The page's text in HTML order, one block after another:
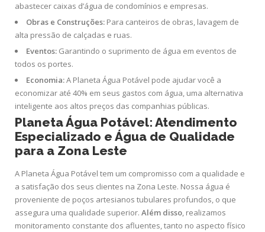
abastecer caixas d’água de condomínios e empresas.
Obras e Construções: Para canteiros de obras, lavagem de
alta pressão de calçadas e ruas.
Eventos: Garantindo o suprimento de água em eventos de
todos os portes.
Economia:A Planeta Água Potável pode ajudar você a
economizar até 40% em seus gastos com água, uma alternativa
inteligente aos altos preços das companhias públicas.
Planeta Água Potável: Atendimento
Especializado e Água de Qualidade
para a Zona Leste
A Planeta Água Potável tem um compromisso com a qualidade e
a satisfação dos seus clientes na Zona Leste. Nossa água é
proveniente de poços artesianos tubulares profundos, o que
assegura uma qualidade superior. Além disso, realizamos
monitoramento constante dos afluentes, tanto no aspecto físico